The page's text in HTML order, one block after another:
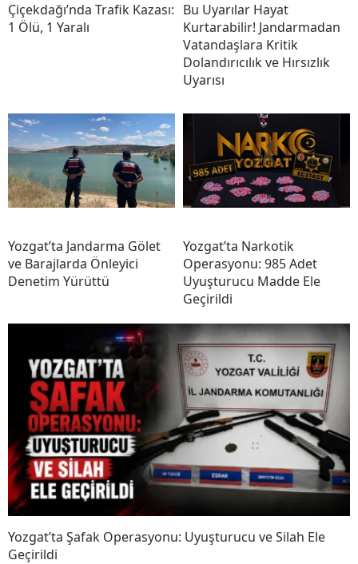
Çiçekdağı’nda Trafik Kazası:
1 Ölü, 1 Yaralı
Bu Uyarılar Hayat
Kurtarabilir! Jandarmadan
Vatandaşlara Kritik
Dolandırıcılık ve Hırsızlık
Uyarısı
Yozgat’ta Jandarma Gölet
ve Barajlarda Önleyici
Denetim Yürüttü
Yozgat’ta Narkotik
Operasyonu: 985 Adet
Uyuşturucu Madde Ele
Geçirildi
Yozgat’ta Şafak Operasyonu: Uyuşturucu ve Silah Ele
Geçirildi